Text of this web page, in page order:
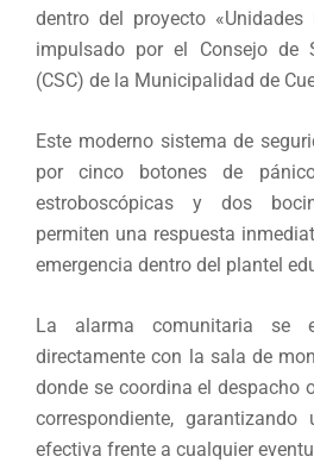
dentro del proyecto «Unidades
impulsado por el Consejo de
(CSC) de la Municipalidad de
Este moderno sistema de
por cinco botones de
estroboscópicas y dos
permiten una respuesta
emergencia dentro del plantel
La alarma comunitaria se
directamente con la sala de
donde se coordina el despacho
correspondiente,
efectiva frente a cualquier